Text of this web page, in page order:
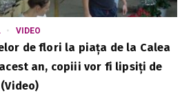
VIDEO
de flori la piața de la Calea
an, copiii vor fi lipsiți de